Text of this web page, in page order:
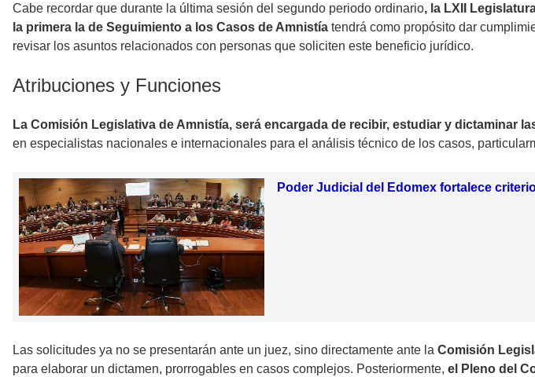
Cabe recordar que durante la última sesión del segundo periodo ordinario, la LXII
la primera la de Seguimiento a los Casos de Amnistía tendrá como propósito dar
revisar los asuntos relacionados con personas que soliciten este beneficio jurídico.
Atribuciones y Funciones
La Comisión Legislativa de Amnistía, será encargada de recibir, estudiar y dictaminar
en especialistas nacionales e internacionales para el análisis técnico de los casos,
Poder Judicial del Edomex fortalece
Las solicitudes ya no se presentarán ante un juez, sino directamente ante la Comisión
para elaborar un dictamen, prorrogables en casos complejos. Posteriormente, el Pleno del